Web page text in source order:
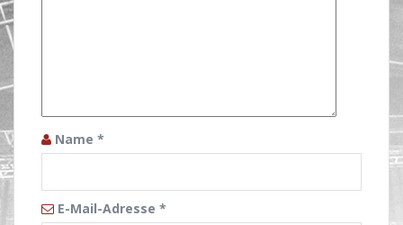
Name *
E-Mail-Adresse *